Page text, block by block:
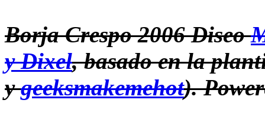
Borja Crespo 2006 Diseo
y Dixel, basado en la
ygeeksmakemehot).